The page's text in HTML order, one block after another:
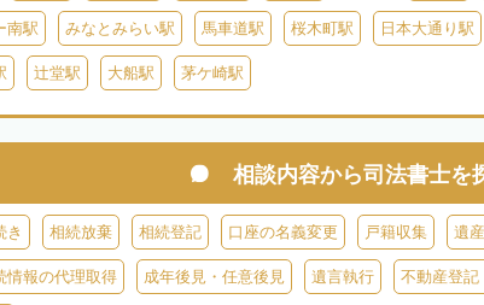
南駅 みなとみらい駅 馬車道駅 桜木町駅 日本大通り駅
辻堂駅 大船駅 茅ケ崎駅
相談内容から司法書士を
き 相続放棄 相続登記 口座の名義変更 戸籍収集 遺
情報の代理取得 成年後見・任意後見 遺言執行 不動産登記